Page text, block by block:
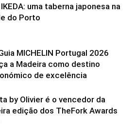
uma taberna japonesa na
do Porto
MICHELIN Portugal 2026
a Madeira como destino
de excelência
by Olivier é o vencedor da
edição dos TheFork Awards